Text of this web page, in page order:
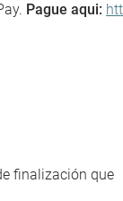
Pague aqui:
finalización que